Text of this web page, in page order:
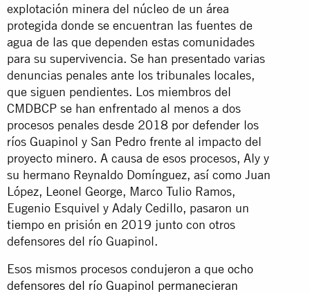
explotación minera del núcleo de un área
protegida donde se encuentran las fuentes de
agua de las que dependen estas comunidades
para su supervivencia. Se han presentado varias
denuncias penales ante los tribunales locales,
que siguen pendientes. Los miembros del
CMDBCP se han enfrentado al menos a dos
procesos penales desde 2018 por defender los
ríos Guapinol y San Pedro frente al impacto del
proyecto minero. A causa de esos procesos, Aly y
su hermano Reynaldo Domínguez, así como Juan
López, Leonel George, Marco Tulio Ramos,
Eugenio Esquivel y Adaly Cedillo, pasaron un
tiempo en prisión en 2019 junto con otros
defensores del río Guapinol.
Esos mismos procesos condujeron a que ocho
defensores del río Guapinol permanecieran